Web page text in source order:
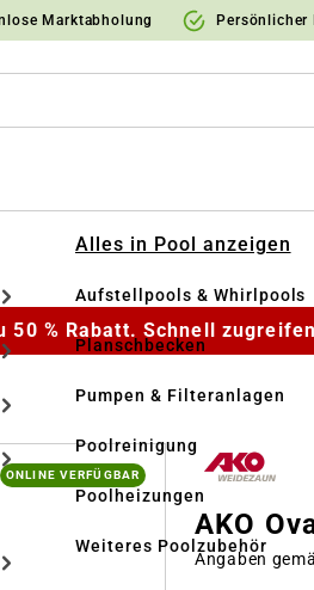
Marktabholung Persönlicher
Alles in Pool anzeigen
Aufstellpools & Whirlpools
Planschbecken
Pumpen & Filteranlagen
Poolreinigung
Poolheizungen
Weiteres Poolzubehör
50 % Rabatt. Schnell
ONLINE VERFÜGBAR
AKO
Angaben